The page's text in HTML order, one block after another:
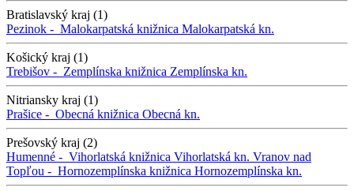
Bratislavský kraj (1)
Pezinok - Malokarpatská knižnica Malokarpatská kn.
Košický kraj (1)
Trebišov - Zemplínska knižnica Zemplínska kn.
Nitriansky kraj (1)
Prašice - Obecná knižnica Obecná kn.
Prešovský kraj (2)
Humenné - Vihorlatská knižnica Vihorlatská kn. Vranov nad
Topľou - Hornozemplínska knižnica Hornozemplínska kn.